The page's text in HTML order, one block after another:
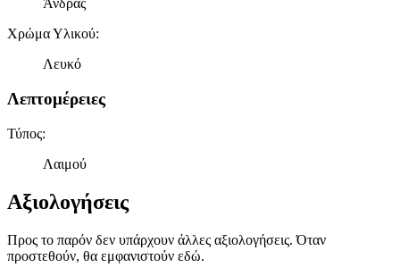
Άνδρας
Χρώμα Υλικού:
Λευκό
Λεπτομέρειες
Τύπος:
Λαιμού
Αξιολογήσεις
Προς το παρόν δεν υπάρχουν άλλες αξιολογήσεις. Όταν
προστεθούν, θα εμφανιστούν εδώ.